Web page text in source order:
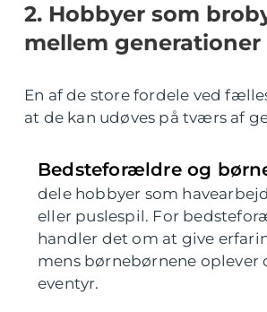
2. Hobbyer som
mellem generationer
En af de store fordele ved
at de kan udøves på tværs af
Bedsteforældre og
dele hobbyer som
eller puslespil. For
handler det om at give
mens børnebørnene oplever
eventyr.